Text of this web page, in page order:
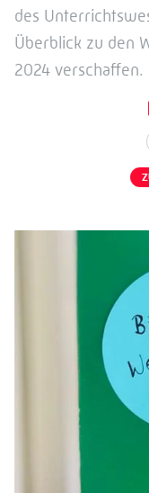
des
Überblick zu den
2024 verschaffen.